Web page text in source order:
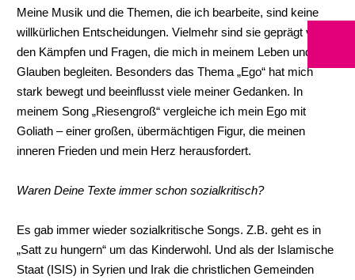
Meine Musik und die Themen, die ich bearbeite, sind keine
willkürlichen Entscheidungen. Vielmehr sind sie geprägt von
den Kämpfen und Fragen, die mich in meinem Leben und
Glauben begleiten. Besonders das Thema „Ego“ hat mich
stark bewegt und beeinflusst viele meiner Gedanken. In
meinem Song „Riesengroß“ vergleiche ich mein Ego mit
Goliath – einer großen, übermächtigen Figur, die meinen
inneren Frieden und mein Herz herausfordert.
Waren Deine Texte immer schon sozialkritisch?
Es gab immer wieder sozialkritische Songs. Z.B. geht es in
„Satt zu hungern“ um das Kinderwohl. Und als der Islamische
Staat (ISIS) in Syrien und Irak die christlichen Gemeinden